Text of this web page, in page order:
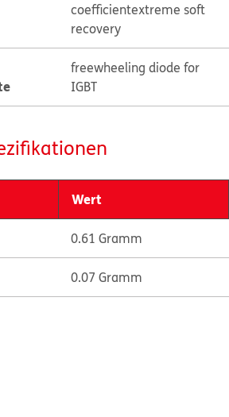
coefficientextreme soft
recovery
freewheeling diode for
IGBT
Wert
0.61 Gramm
0.07 Gramm